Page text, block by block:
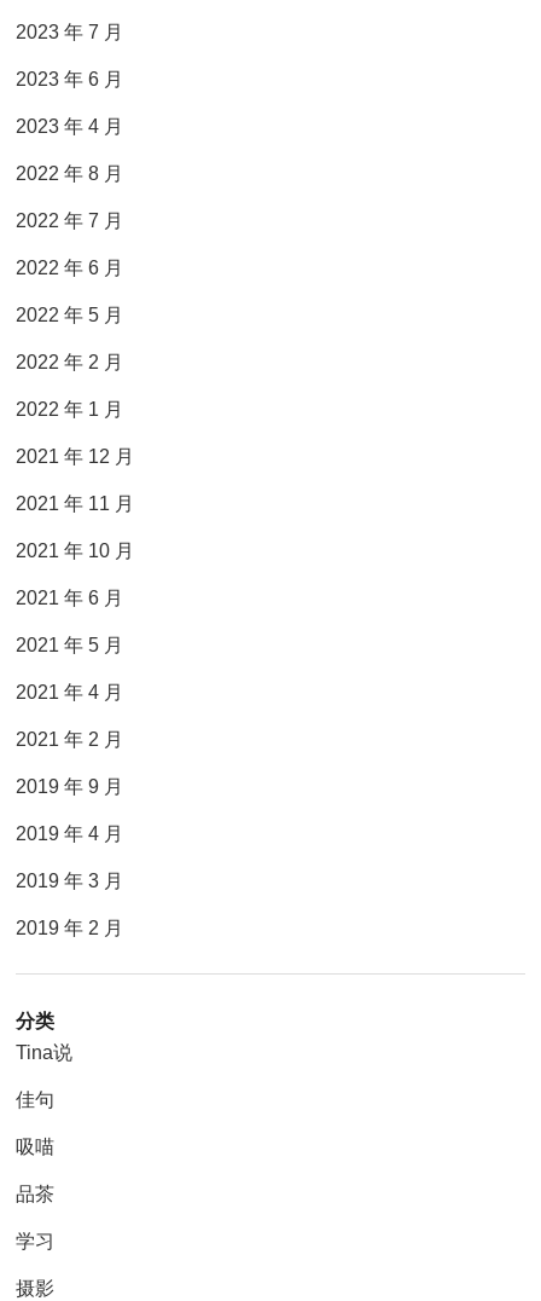
2023 年 7 月
2023 年 6 月
2023 年 4 月
2022 年 8 月
2022 年 7 月
2022 年 6 月
2022 年 5 月
2022 年 2 月
2022 年 1 月
2021 年 12 月
2021 年 11 月
2021 年 10 月
2021 年 6 月
2021 年 5 月
2021 年 4 月
2021 年 2 月
2019 年 9 月
2019 年 4 月
2019 年 3 月
2019 年 2 月
分类
Tina说
佳句
吸喵
品茶
学习
摄影